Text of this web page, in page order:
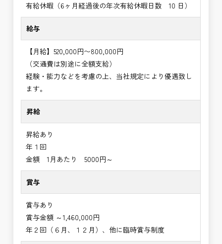
有給休暇（6ヶ月経過後の年次有給休暇日数 10 日）
給与
【月給】520,000円〜800,000円
（交通費は別途に全額支給）
経験・能力などを考慮の上、当社規定により優遇致し
ます。
昇給
昇給あり
年１回
金額 1月あたり 5000円～
賞与
賞与あり
賞与金額 ～1,460,000円
年２回（６月、１２月）、他に臨時賞与制度